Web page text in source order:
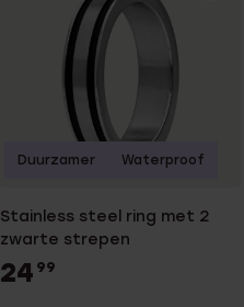
Stainless steel ring met 2
zwarte strepen
24 99
Duurzamer Waterproof